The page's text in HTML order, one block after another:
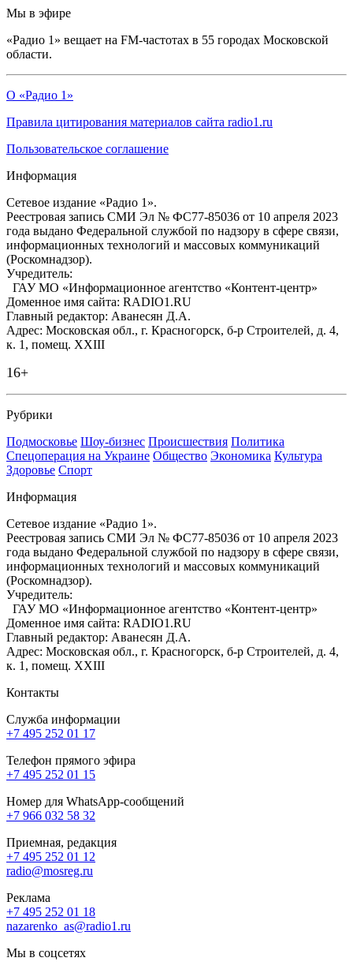
Мы в эфире
«Радио 1» вещает на FM-частотах в 55 городах Московской
области.
О «Радио 1»
Правила цитирования материалов сайта radio1.ru
Пользовательское соглашение
Информация
Сетевое издание «Радио 1».
Реестровая запись СМИ Эл № ФС77-85036 от 10 апреля 2023
года выдано Федеральной службой по надзору в сфере связи,
информационных технологий и массовых коммуникаций
(Роскомнадзор).
Учредитель:
ГАУ МО «Информационное агентство «Контент-центр»
Доменное имя сайта: RADIO1.RU
Главный редактор: Аванесян Д.А.
Адрес: Московская обл., г. Красногорск, б-р Строителей, д. 4,
к. 1, помещ. XXIII
16+
Рубрики
Подмосковье Шоу-бизнес Происшествия Политика
Спецоперация на Украине Общество Экономика Культура
Здоровье Спорт
Информация
Сетевое издание «Радио 1».
Реестровая запись СМИ Эл № ФС77-85036 от 10 апреля 2023
года выдано Федеральной службой по надзору в сфере связи,
информационных технологий и массовых коммуникаций
(Роскомнадзор).
Учредитель:
ГАУ МО «Информационное агентство «Контент-центр»
Доменное имя сайта: RADIO1.RU
Главный редактор: Аванесян Д.А.
Адрес: Московская обл., г. Красногорск, б-р Строителей, д. 4,
к. 1, помещ. XXIII
Контакты
Служба информации
+7 495 252 01 17
Телефон прямого эфира
+7 495 252 01 15
Номер для WhatsApp-сообщений
+7 966 032 58 32
Приемная, редакция
+7 495 252 01 12
radio@mosreg.ru
Реклама
+7 495 252 01 18
nazarenko_as@radio1.ru
Мы в соцсетях